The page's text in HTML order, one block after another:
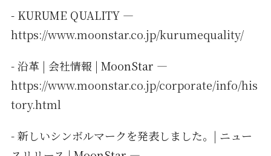
- KURUME QUALITY —
https://www.moonstar.co.jp/kurumequality/
- 沿革 | 会社情報 | MoonStar —
https://www.moonstar.co.jp/corporate/info/his
tory.html
- 新しいシンボルマークを発表しました。| ニュー